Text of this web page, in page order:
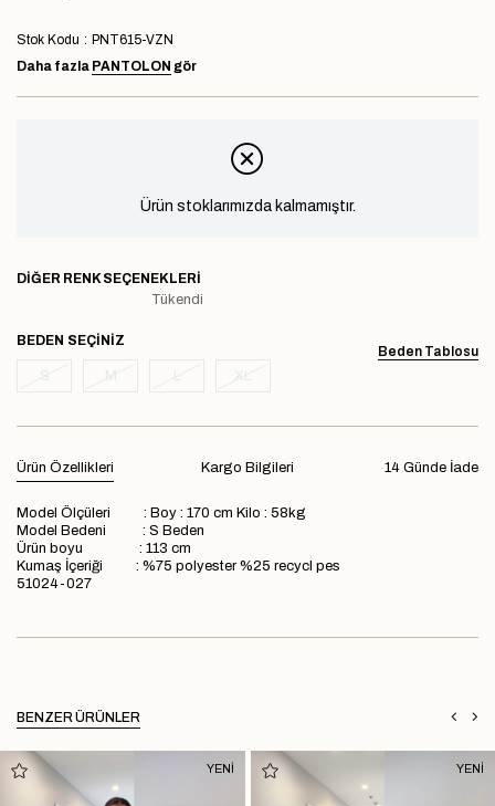
Stok Kodu
PNT615-VZN
Daha fazla PANTOLON gör
Ürün stoklarımızda kalmamıştır.
DIĞER RENK SEÇENEKLERI
Tükendi
Beden Tablosu
BEDEN
Ürün Özellikleri 14 Günde İade
Kargo Bilgileri
Model Ölçüleri : Boy : 170 cm Kilo : 58kg
Model Bedeni : S Beden
Ürün boyu : 113 cm
Kumaş İçeriği : %75 polyester %25 recycl pes
51024-027
BENZER ÜRÜNLER
YENİ YENİ